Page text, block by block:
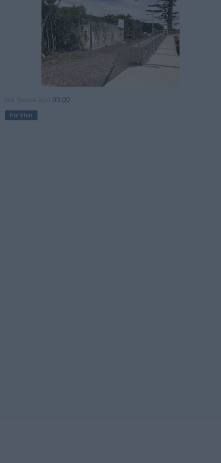
Ivo Sousa à(s) 00:00
Partilhar